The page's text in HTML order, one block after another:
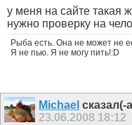
у меня на сайте такая
нужно проверку на
Рыба есть. Она не может не
Я не пью. Я не могу пить!:D
Michael сказал(-
23.06.2008 18:12